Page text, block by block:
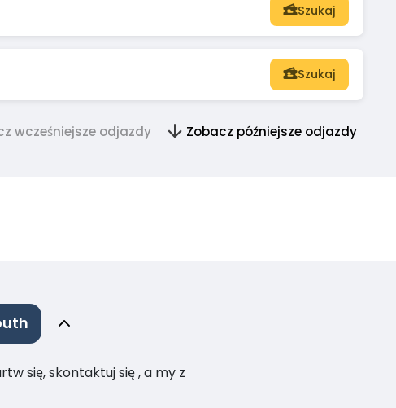
Szukaj
Szukaj
wcześniejsze odjazdy Zobacz późniejsze odjazdy
się, skontaktuj się , a my z